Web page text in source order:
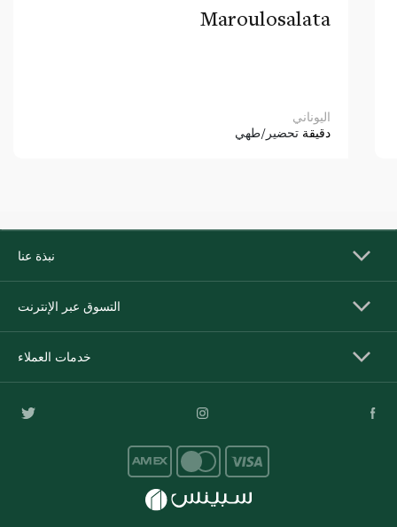
Maroulosalata
اليوناني
دقيقة تحضير/طهي
نبذة عنا
التسوق عبر الإنترنت
خدمات العملاء